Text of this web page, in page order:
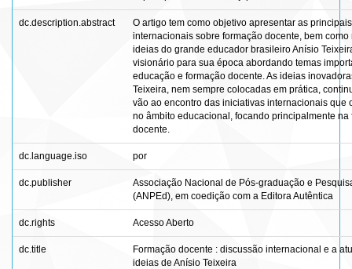
dc.description.abstract
O artigo tem como objetivo apresentar as
internacionais sobre formação docente, bem como
ideias do grande educador brasileiro Anísio
visionário para sua época abordando temas
educação e formação docente. As ideias
Teixeira, nem sempre colocadas em prática,
vão ao encontro das iniciativas internacionais que
no âmbito educacional, focando principalmente na
docente.
dc.language.iso por
dc.publisher
Associação Nacional de Pós-graduação e
(ANPEd), em coedição com a Editora Autêntica
dc.rights Acesso Aberto
dc.title
Formação docente : discussão internacional e a
ideias de Anísio Teixeira